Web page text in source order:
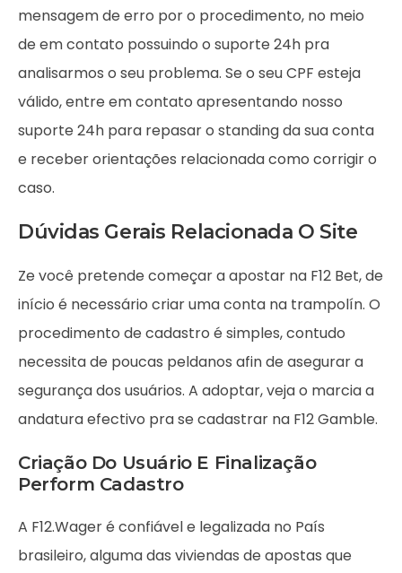
mensagem de erro por o procedimento, no meio
de em contato possuindo o suporte 24h pra
analisarmos o seu problema. Se o seu CPF esteja
válido, entre em contato apresentando nosso
suporte 24h para repasar o standing da sua conta
e receber orientações relacionada como corrigir o
caso.
Dúvidas Gerais Relacionada O Site
Ze você pretende começar a apostar na F12 Bet, de
início é necessário criar uma conta na trampolín. O
procedimento de cadastro é simples, contudo
necessita de poucas peldanos afin de asegurar a
segurança dos usuários. A adoptar, veja o marcia a
andatura efectivo pra se cadastrar na F12 Gamble.
Criação Do Usuário E Finalização
Perform Cadastro
A F12.Wager é confiável e legalizada no País
brasileiro, alguma das viviendas de apostas que